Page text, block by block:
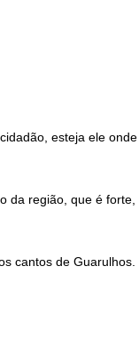
esteja ele onde
da região, que é forte,
cantos de Guarulhos.